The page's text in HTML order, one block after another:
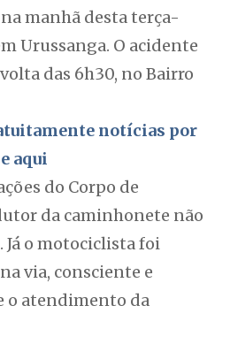
manhã desta terça-
Urussanga. O acidente
das 6h30, no Bairro
notícias por
aqui
do Corpo de
da caminhonete não
o motociclista foi
via, consciente e
o atendimento da